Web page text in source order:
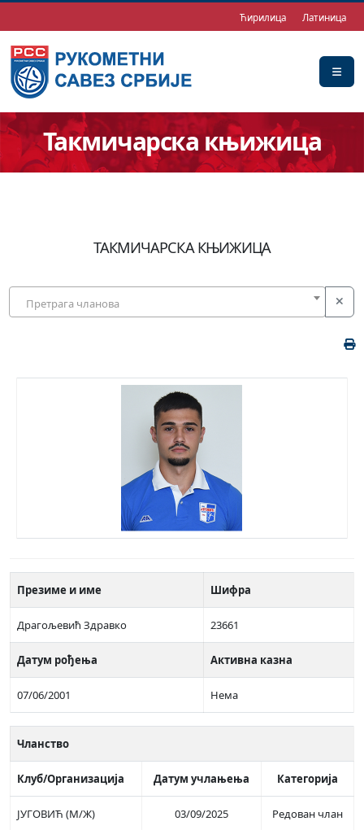
Ћирилица Латиница
Такмичарска књижица
ТАКМИЧАРСКА КЊИЖИЦА
Претрага чланова
Презиме и име Шифра
Драгољевић Здравко 23661
Датум рођења Активна казна
07/06/2001 Нема
Чланство
Клуб/Организација Датум учлањења Категорија
ЈУГОВИЋ (М/Ж) 03/09/2025 Редован члан